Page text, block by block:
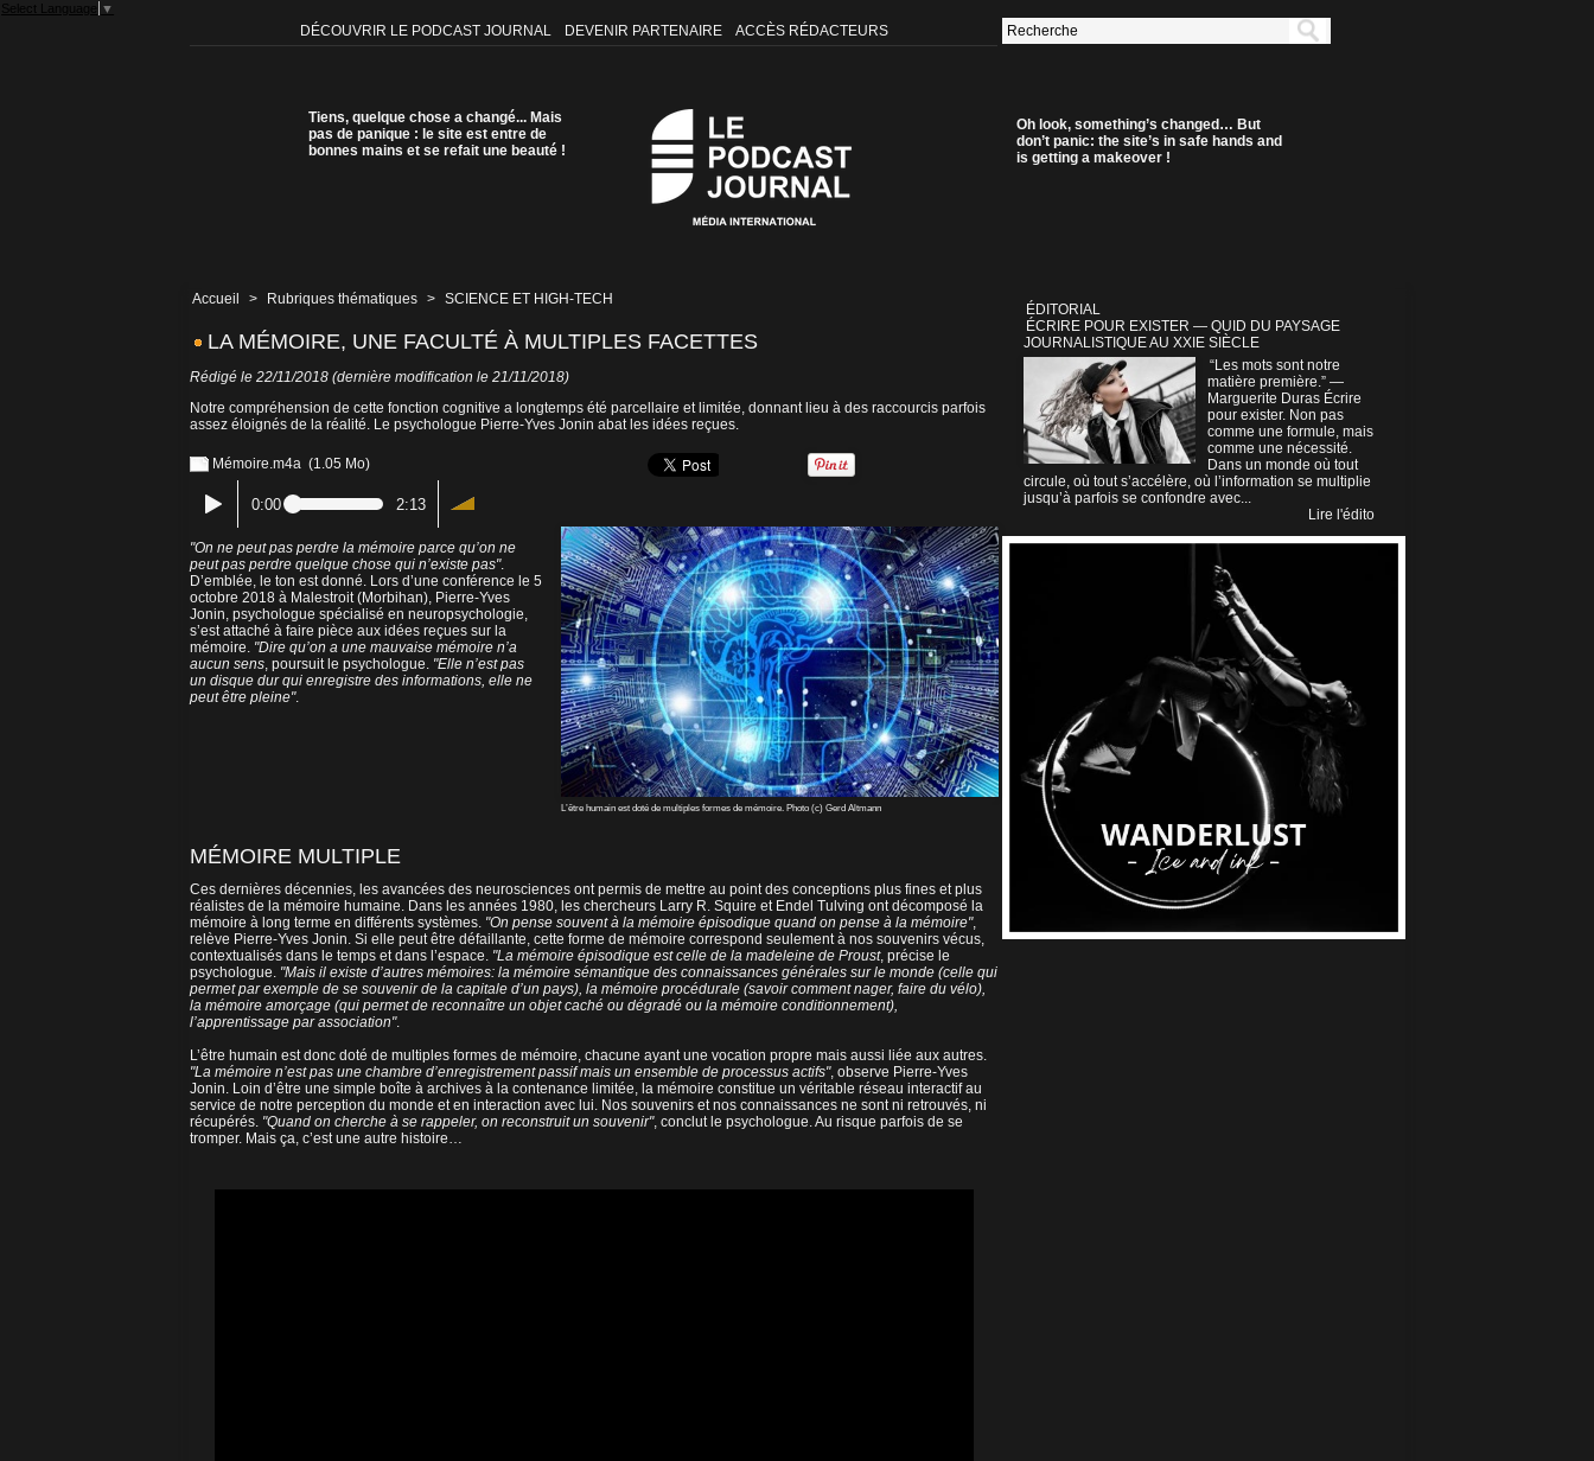
Select Language ▼
DÉCOUVRIR LE PODCAST JOURNAL DEVENIR PARTENAIRE ACCÈS RÉDACTEURS
Tiens, quelque chose a changé... Mais
pas de panique : le site est entre de
bonnes mains et se refait une beauté !
Oh look, something’s changed… But
don’t panic: the site’s in safe hands and
is getting a makeover !
Accueil > Rubriques thématiques > SCIENCE ET HIGH-TECH
LA MÉMOIRE, UNE FACULTÉ À MULTIPLES FACETTES
Rédigé le 22/11/2018 (dernière modification le 21/11/2018)
Notre compréhension de cette fonction cognitive a longtemps été parcellaire et limitée, donnant lieu à des raccourcis parfois
assez éloignés de la réalité. Le psychologue Pierre-Yves Jonin abat les idées reçues.
L’être humain est doté de multiples formes de mémoire. Photo (c) Gerd Altmann
Mémoire.m4a (1.05 Mo)
0:00 2:13
"On ne peut pas perdre la mémoire parce qu’on ne
peut pas perdre quelque chose qui n’existe pas".
D’emblée, le ton est donné. Lors d’une conférence le 5
octobre 2018 à Malestroit (Morbihan), Pierre-Yves
Jonin, psychologue spécialisé en neuropsychologie,
s’est attaché à faire pièce aux idées reçues sur la
mémoire. "Dire qu’on a une mauvaise mémoire n’a
aucun sens, poursuit le psychologue. "Elle n’est pas
un disque dur qui enregistre des informations, elle ne
peut être pleine".
MÉMOIRE MULTIPLE
Ces dernières décennies, les avancées des neurosciences ont permis de mettre au point des conceptions plus fines et plus
réalistes de la mémoire humaine. Dans les années 1980, les chercheurs Larry R. Squire et Endel Tulving ont décomposé la
mémoire à long terme en différents systèmes. "On pense souvent à la mémoire épisodique quand on pense à la mémoire",
relève Pierre-Yves Jonin. Si elle peut être défaillante, cette forme de mémoire correspond seulement à nos souvenirs vécus,
contextualisés dans le temps et dans l’espace. "La mémoire épisodique est celle de la madeleine de Proust, précise le
psychologue. "Mais il existe d’autres mémoires: la mémoire sémantique des connaissances générales sur le monde (celle qui
permet par exemple de se souvenir de la capitale d’un pays), la mémoire procédurale (savoir comment nager, faire du vélo),
la mémoire amorçage (qui permet de reconnaître un objet caché ou dégradé ou la mémoire conditionnement),
l’apprentissage par association".
L’être humain est donc doté de multiples formes de mémoire, chacune ayant une vocation propre mais aussi liée aux autres.
"La mémoire n’est pas une chambre d’enregistrement passif mais un ensemble de processus actifs", observe Pierre-Yves
Jonin. Loin d’être une simple boîte à archives à la contenance limitée, la mémoire constitue un véritable réseau interactif au
service de notre perception du monde et en interaction avec lui. Nos souvenirs et nos connaissances ne sont ni retrouvés, ni
récupérés. "Quand on cherche à se rappeler, on reconstruit un souvenir", conclut le psychologue. Au risque parfois de se
tromper. Mais ça, c’est une autre histoire…
ÉDITORIAL
ÉCRIRE POUR EXISTER — QUID DU PAYSAGE
JOURNALISTIQUE AU XXIE SIÈCLE
“Les mots sont notre
matière première.” —
Marguerite Duras Écrire
pour exister. Non pas
comme une formule, mais
comme une nécessité.
Dans un monde où tout
circule, où tout s’accélère, où l’information se multiplie
jusqu’à parfois se confondre avec...
Lire l'édito